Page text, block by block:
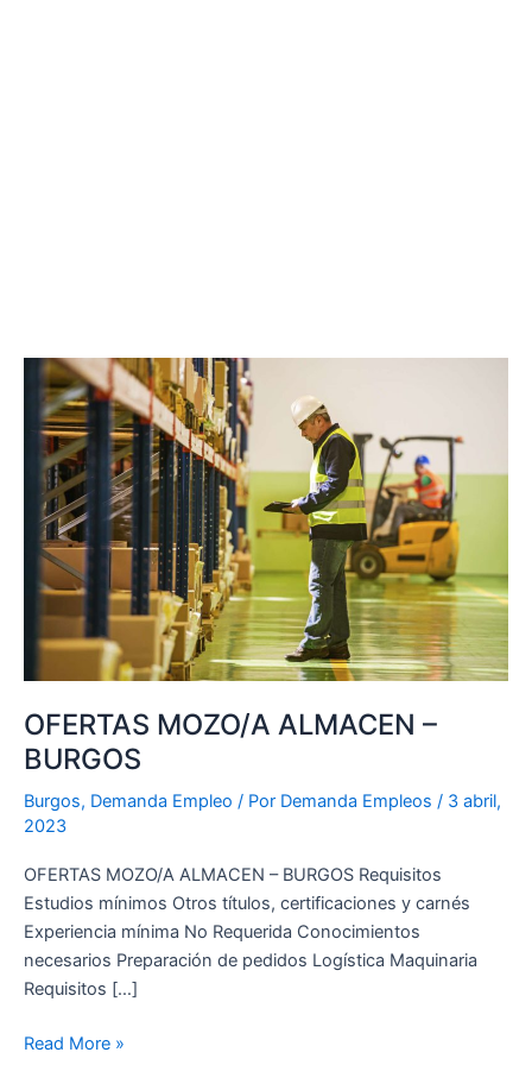
OFERTAS MOZO/A ALMACEN –
BURGOS
Burgos, Demanda Empleo / Por Demanda Empleos / 3 abril,
2023
OFERTAS MOZO/A ALMACEN – BURGOS Requisitos
Estudios mínimos Otros títulos, certificaciones y carnés
Experiencia mínima No Requerida Conocimientos
necesarios Preparación de pedidos Logística Maquinaria
Requisitos […]
OFERTAS
MOZO/A
ALMACEN
BURGOS
Read More »